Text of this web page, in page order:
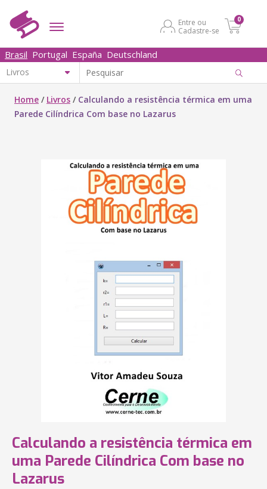
Entre ou
Cadastre-se
0
Brasil Portugal España Deutschland
Home / Livros / Calculando a resistência térmica em uma
Parede Cilíndrica Com base no Lazarus
Calculando a resistência térmica em
uma Parede Cilíndrica Com base no
Lazarus